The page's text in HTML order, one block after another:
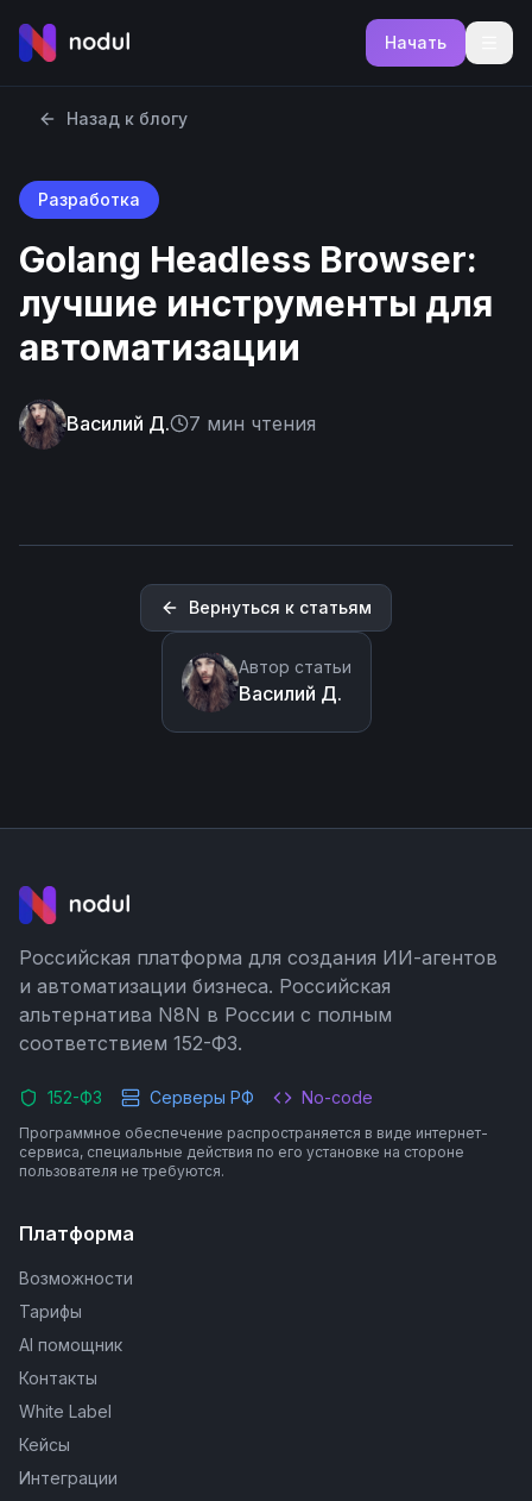
Начать
Назад к блогу
Разработка
Golang Headless Browser:
лучшие инструменты для
автоматизации
Василий Д. 7 мин чтения
Вернуться к статьям
Автор статьи
Василий Д.
Российская платформа для создания ИИ-агентов
и автоматизации бизнеса. Российская
альтернатива N8N в России с полным
соответствием 152-ФЗ.
152-ФЗ Серверы РФ No-code
Программное обеспечение распространяется в виде интернет-
сервиса, специальные действия по его установке на стороне
пользователя не требуются.
Платформа
Возможности
Тарифы
AI помощник
Контакты
White Label
Кейсы
Интеграции